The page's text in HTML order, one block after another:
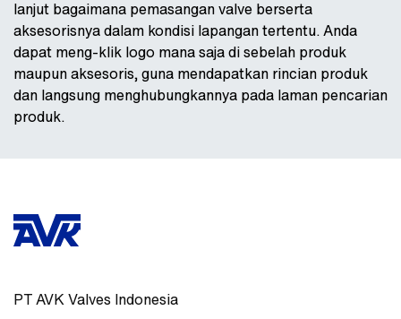
lanjut bagaimana pemasangan valve berserta
aksesorisnya dalam kondisi lapangan tertentu. Anda
dapat meng-klik logo mana saja di sebelah produk
maupun aksesoris, guna mendapatkan rincian produk
dan langsung menghubungkannya pada laman pencarian
produk.
PT AVK Valves Indonesia